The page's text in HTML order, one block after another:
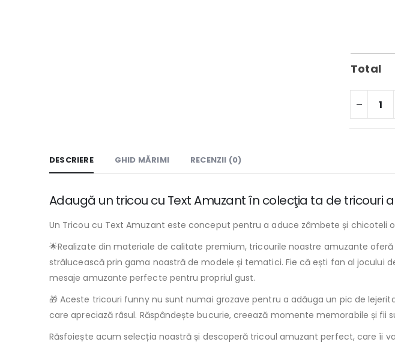
Total
DESCRIERE GHID MĂRIMI RECENZII (0)
Adaugă un tricou cu Text Amuzant în colecţia ta de tricouri
Un Tricou cu Text Amuzant este conceput pentru a aduce zâmbete și chicoteli
🌟Realizate din materiale de calitate premium, tricourile noastre amuzante
strălucească prin gama noastră de modele și tematici. Fie că ești fan al jocului
mesaje amuzante perfecte pentru propriul gust.
🎁 Aceste tricouri funny nu sunt numai grozave pentru a adăuga un pic de
care apreciază râsul. Răspândește bucurie, creează momente memorabile și
Răsfoiește acum selecția noastră și descoperă tricoul amuzant perfect, care îi